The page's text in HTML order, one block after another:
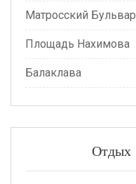
Матросский Бульвар
Площадь Нахимова
Балаклава
Отдых